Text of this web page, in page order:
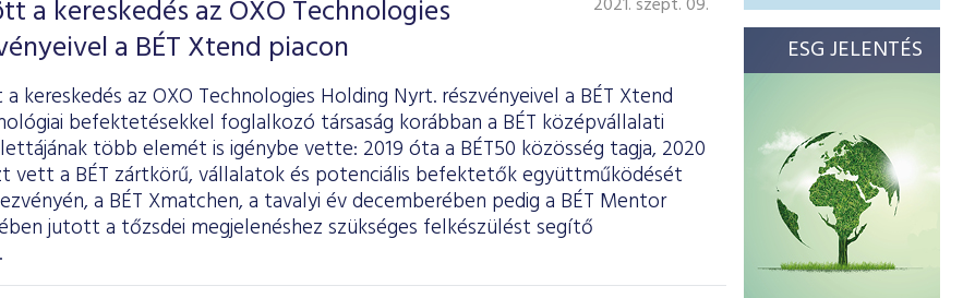
a kereskedés az OXO Technologies
a BÉT Xtend piacon
kereskedés az OXO Technologies Holding Nyrt. részvényeivel a BÉT Xtend
befektetésekkel foglalkozó társaság korábban a BÉT középvállalati
több elemét is igénybe vette: 2019 óta a BÉT50 közösség tagja, 2020
vett a BÉT zártkörű, vállalatok és potenciális befektetők együttműködését
a BÉT Xmatchen, a tavalyi év decemberében pedig a BÉT Mentor
jutott a tőzsdei megjelenéshez szükséges felkészülést segítő
ESG JELENTÉS